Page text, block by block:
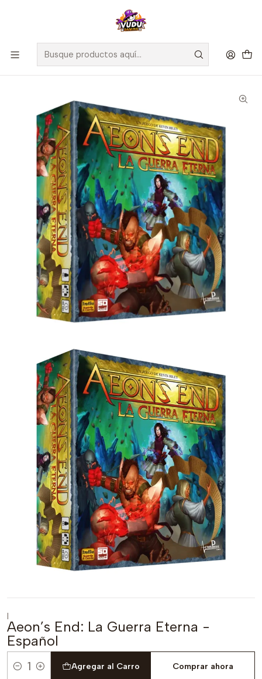
🚀 ¡Despachamos a todo Chile! Envío GRATIS a Regiones sobre
$100.000 y a RM sobre $35.000
Inicio Juegos de Mesa Cooperativos
Aeon’s End: La Guerra Eterna - Español
|
Aeon’s End: La Guerra Eterna -
Español
Cantidad
Agregar al Carro Comprar ahora